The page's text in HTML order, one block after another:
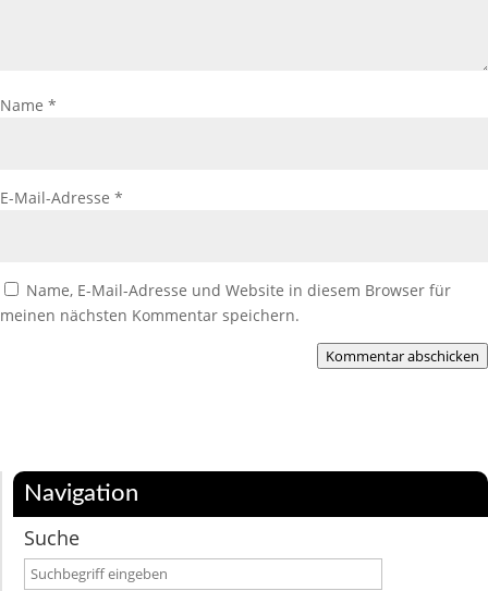
Name *
E-Mail-Adresse *
Name, E-Mail-Adresse und Website in diesem Browser für
meinen nächsten Kommentar speichern.
Kommentar abschicken
Navigation
Suche